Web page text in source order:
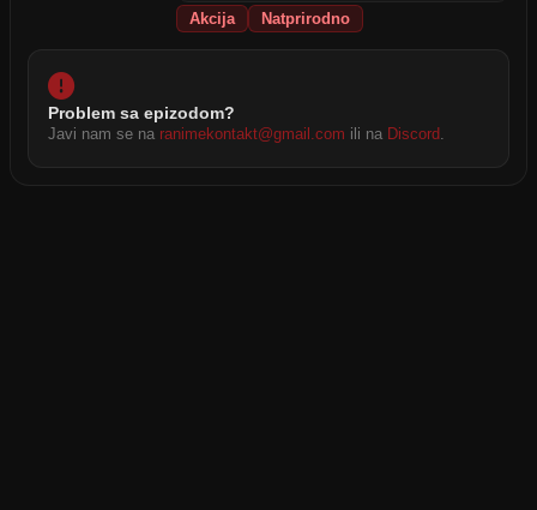
Akcija Natprirodno
Problem sa epizodom?
Javi nam se na ranimekontakt@gmail.com ili na Discord